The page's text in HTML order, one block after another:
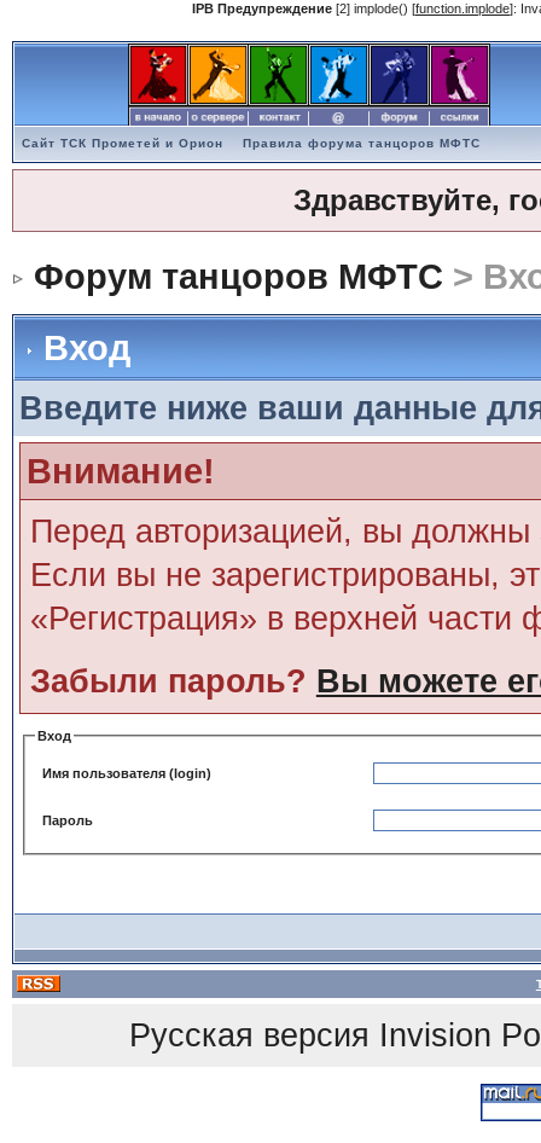
IPB Предупреждение [2] implode() [function.implode]:
Сайт ТСК Прометей и Орион Правила форума танцоров МФТС
Здравствуйте,
Форум танцоров МФТС >
Вход
Введите ниже ваши данные
Внимание!
Перед авторизацией, вы должны
Если вы не зарегистрированы,
«Регистрация» в верхней части
Забыли пароль? Вы можете
Вход
Имя пользователя (login)
Пароль
Русская версия Invision